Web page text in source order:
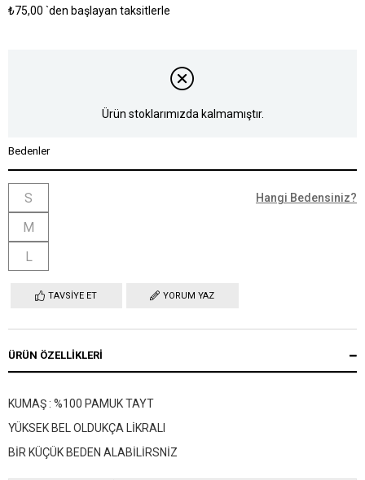
₺75,00 `den başlayan taksitlerle
Ürün stoklarımızda kalmamıştır.
Bedenler
S
M
L
Hangi Bedensiniz?
TAVSIYE ET YORUM YAZ
ÜRÜN ÖZELLIKLERI
KUMAŞ : %100 PAMUK TAYT
YÜKSEK BEL OLDUKÇA LİKRALI
BİR KÜÇÜK BEDEN ALABİLİRSNİZ